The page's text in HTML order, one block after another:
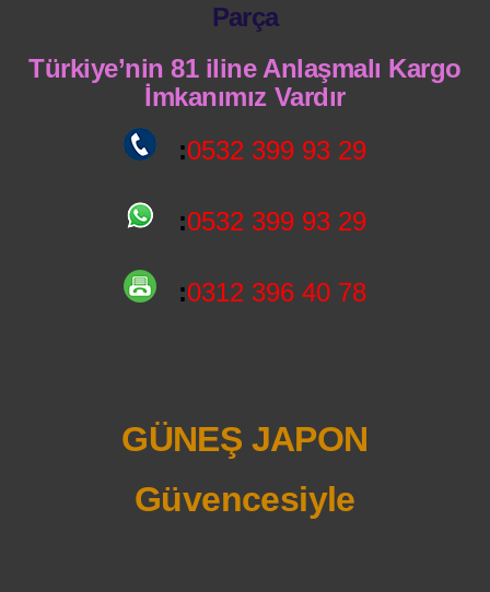
Parça
Türkiye’nin 81 iline Anlaşmalı Kargo
İmkanımız Vardır
:0532 399 93 29
:0532 399 93 29
:0312 396 40 78
GÜNEŞ JAPON
Güvencesiyle